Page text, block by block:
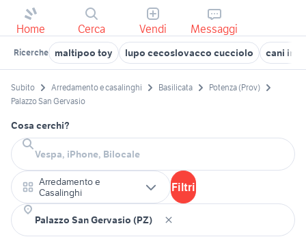
Home Cerca Vendi Messaggi
Ricerche maltipoo toy lupo cecoslovacco cucciolo cani in
Subito Arredamento e casalinghi Basilicata
Potenza (Prov)
Palazzo San Gervasio
Cosa cerchi?
Arredamento e
Casalinghi
Filtri